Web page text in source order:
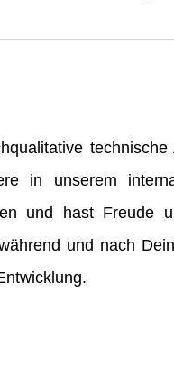
technische
in unserem
und hast Freude
und nach